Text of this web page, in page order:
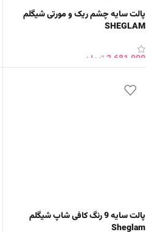
پالت سایه چشم ریک و مورتی شیگلم
SHEGLAM
2,681,900تومان
پالت سایه 9 رنگ کافی شاپ شیگلم
Sheglam